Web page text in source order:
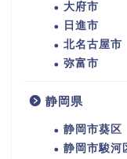
大府市
日進市
北名古屋市
弥富市
静岡県
静岡市葵区
静岡市駿河